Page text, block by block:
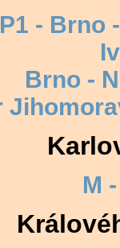
P1 - Brno
Brno -
M